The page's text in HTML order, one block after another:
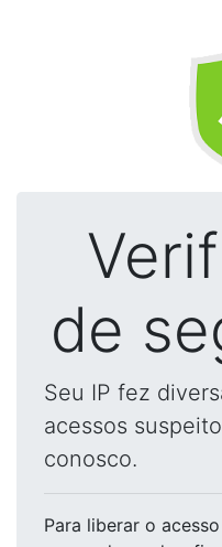
de
Seu IP fez
acessos
conosco.
Para liberar o acesso